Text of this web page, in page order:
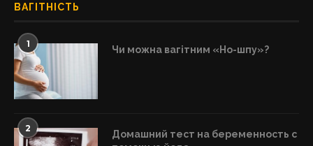
ВАГІТНІСТЬ
1 Чи можна вагітним «Но-шпу»?
2
Домашний тест на беременность с